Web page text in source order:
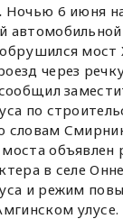
Ночью 6 июня
мост
через
по
словам
объявлен
в селе
и режим
улусе.